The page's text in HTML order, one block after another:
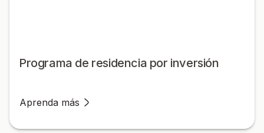
Programa de residencia por inversión
Aprenda más